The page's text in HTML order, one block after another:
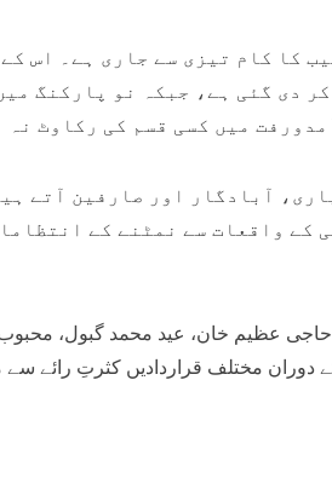
کا کام تیزی سے جاری ہے۔ اس کے
دی گئی ہے، جبکہ نو پارکنگ
میں کسی قسم کی رکاوٹ نہ
آبادگار اور صارفین آتے
کے واقعات سے نمٹنے کے
عظیم خان، عید محمد گبول، محبوب
مختلف قراردادیں کثرتِ رائے